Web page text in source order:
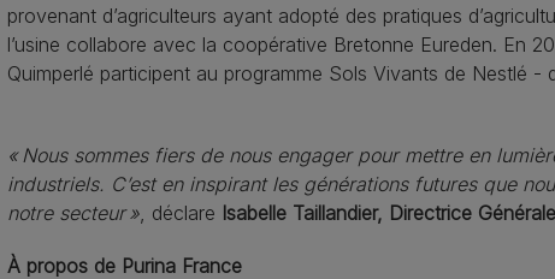
provenant d’agriculteurs ayant adopté des pratiques
l’usine collabore avec la coopérative Bretonne Eureden. En
Quimperlé participent au programme Sols Vivants de Nestlé -
« Nous sommes fiers de nous engager pour mettre en
industriels. C’est en inspirant les générations futures que
notre secteur » , déclare Isabelle Taillandier, Directrice
À propos de Purina France